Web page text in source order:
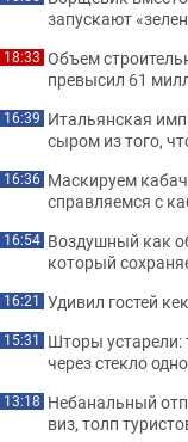
запускают
18:33 Объем
превысил 61
16:39 Итальянская
сыром из того,
16:36 Маскируем
справляемся с
16:54 Воздушный как
который
16:21 Удивил гостей
15:31 Шторы
через стекло
13:18 Небанальный
виз, толп